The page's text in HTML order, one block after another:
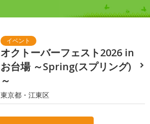
オクトーバーフェスト2026 in
お台場 ～Spring(スプリング)
～
東京都・江東区